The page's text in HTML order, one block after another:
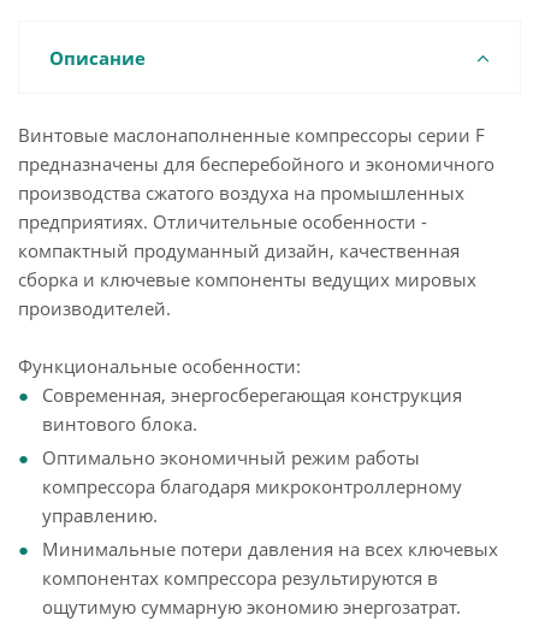
Описание
Винтовые маслонаполненные компрессоры серии F
предназначены для бесперебойного и экономичного
производства сжатого воздуха на промышленных
предприятиях. Отличительные особенности -
компактный продуманный дизайн, качественная
сборка и ключевые компоненты ведущих мировых
производителей.
Функциональные особенности:
Современная, энергосберегающая конструкция
винтового блока.
Оптимально экономичный режим работы
компрессора благодаря микроконтроллерному
управлению.
Минимальные потери давления на всех ключевых
компонентах компрессора результируются в
ощутимую суммарную экономию энергозатрат.